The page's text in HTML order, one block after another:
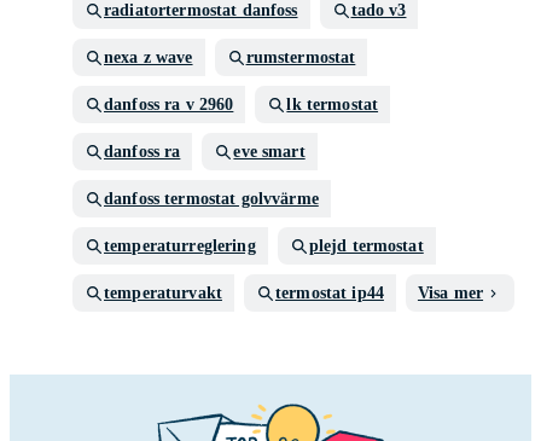
radiatortermostat danfoss tado v3
nexa z wave rumstermostat
danfoss ra v 2960 lk termostat
danfoss ra eve smart
danfoss termostat golvvärme
temperaturreglering plejd termostat
temperaturvakt termostat ip44 Visa mer